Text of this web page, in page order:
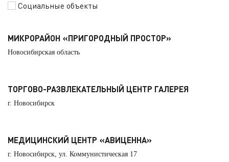
Социальные объекты
МИКРОРАЙОН «ПРИГОРОДНЫЙ ПРОСТОР»
Новосибирская область
ТОРГОВО-РАЗВЛЕКАТЕЛЬНЫЙ ЦЕНТР ГАЛЕРЕЯ
г. Новосибирск
МЕДИЦИНСКИЙ ЦЕНТР «АВИЦЕННА»
г. Новосибирск, ул. Коммунистическая 17